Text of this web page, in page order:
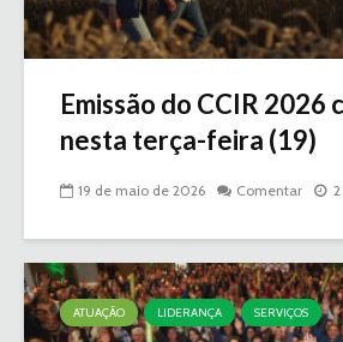
Emissão do CCIR 2026
nesta terça-feira (19)
19 de maio de 2026 Comentar
ATUAÇÃO LIDERANÇA SERVIÇOS